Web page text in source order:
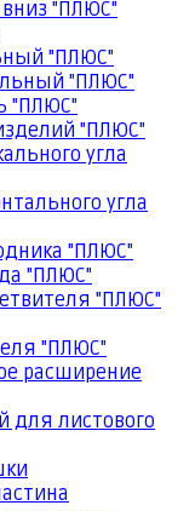
"ПЛЮС"
"ПЛЮС"
"ПЛЮС"
"ПЛЮС"
"ПЛЮС"
угла
угла
"ПЛЮС"
"ПЛЮС"
"ПЛЮС"
"ПЛЮС"
расширение
для листового